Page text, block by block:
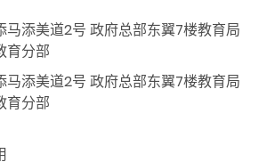
马添美道2号 政府总部东翼7楼教育局
育分部
马添美道2号 政府总部东翼7楼教育局
育分部